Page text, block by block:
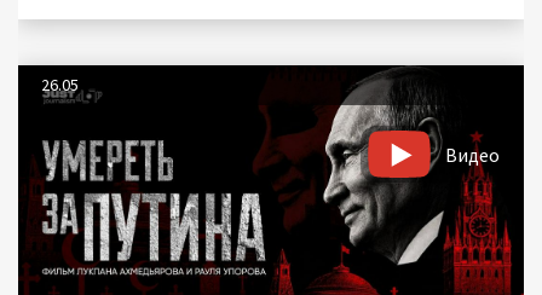
26.05
Видео